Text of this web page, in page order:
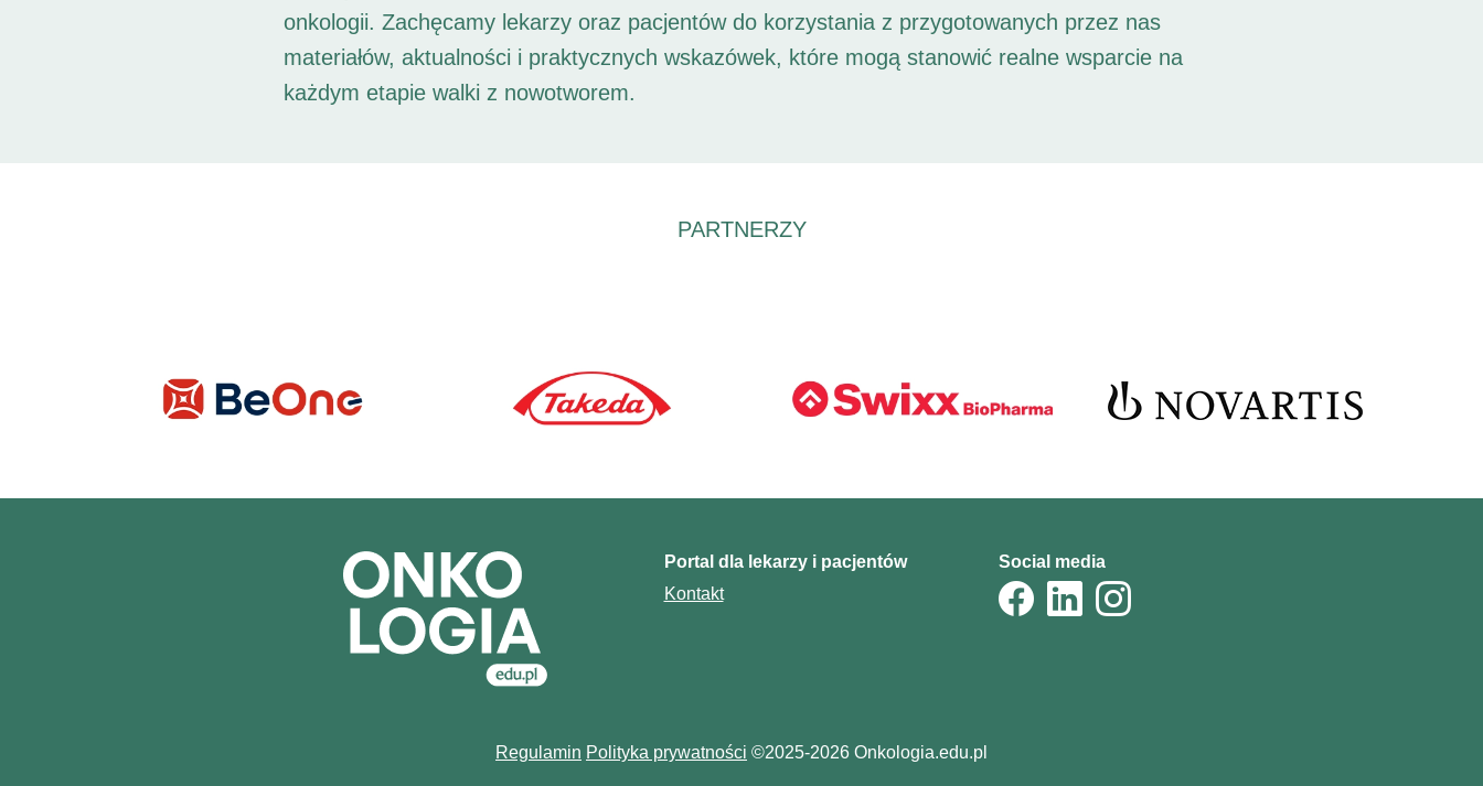
onkologii. Zachęcamy lekarzy oraz pacjentów do korzystania z przygotowanych przez nas
materiałów, aktualności i praktycznych wskazówek, które mogą stanowić realne wsparcie na
każdym etapie walki z nowotworem.
PARTNERZY
Portal dla lekarzy i pacjentów
Kontakt
Social media
Regulamin Polityka prywatności ©2025-2026 Onkologia.edu.pl